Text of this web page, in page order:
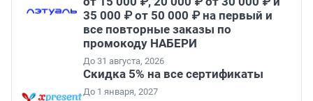
35 000 ₽ от 50 000 ₽ на первый и
все повторные заказы по
промокоду НАБЕРИ
До 31 августа, 2026
Скидка 5% на все сертификаты
До 1 января, 2027